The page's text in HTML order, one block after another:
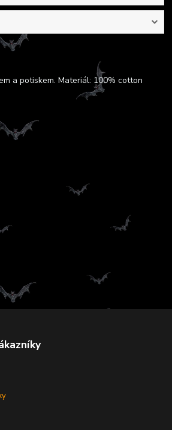
a potiskem. Materiál: 100% cotton